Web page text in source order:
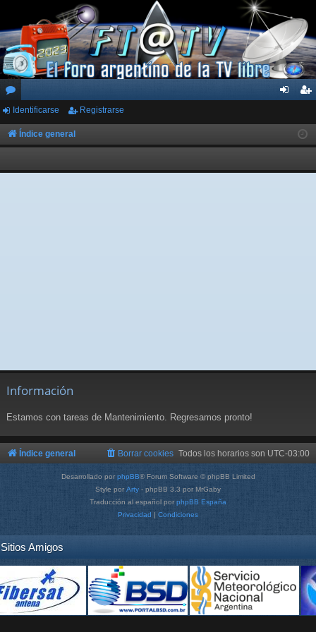
or
os
ar
ist
rs
Identificarse Registrarse
Índice general
Información
Estamos con tareas de Mantenimiento. Regresamos pronto!
Índice general Todos los horarios son UTC-03:00
Borrar cookies
Desarrollado por phpBB® Forum Software © phpBB Limited
Style por Arty - phpBB 3.3 por MrGaby
Traducción al español por phpBB España
Privacidad | Condiciones
Sitios Amigos